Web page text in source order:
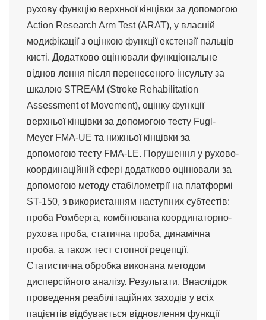
рухову функцію верхньої кінцівки за допомогою
Action Research Arm Test (ARAT), у власній
модифікації з оцінкою функції екстензії пальців
кисті. Додатково оцінювали функціональне
віднов лення після перенесеного інсульту за
шкалою STREAM (Stroke Rehabilitation
Assessment of Movement), оцінку функції
верхньої кінцівки за допомогою тесту Fugl-
Meyer FMA-UE та нижньої кінцівки за
допомогою тесту FMA-LE. Порушення у рухово-
координаційній сфері додатково оцінювали за
допомогою методу стабілометрії на платформі
ST-150, з використанням наступних субтестів:
проба Ромберга, комбінована координаторно-
рухова проба, статична проба, динамічна
проба, а також тест стопної рецепції.
Статистична обробка виконана методом
дисперсійного аналізу. Результати. Внаслідок
проведення реабілітаційних заходів у всіх
пацієнтів відбувається відновлення функції